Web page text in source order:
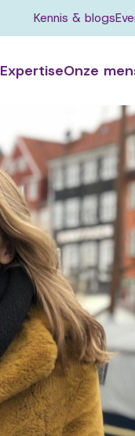
Kennis & blogs
ExpertiseOnze